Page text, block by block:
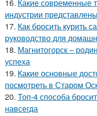
16. Какие современные
индустрии
17. Как бросить курить
руководство для
18. Магнитогорск –
успеха
19. Какие основные
посмотреть в Старом
20. Топ-4 способа
навсегда